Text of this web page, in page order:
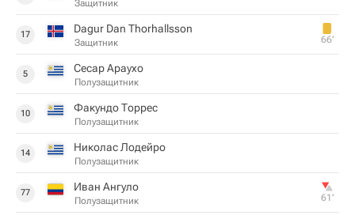
Защитник
17 Dagur Dan Thorhallsson
Защитник 66‎’‎
5 Сесар Араухо
Полузащитник
10 Факундо Торрес
Полузащитник
14 Николас Лодейро
Полузащитник
77 Иван Ангуло
Полузащитник 61‎’‎